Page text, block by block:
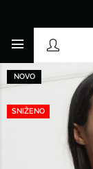
NOVO
SNIŽENO